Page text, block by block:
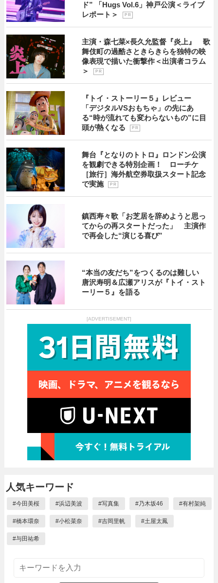
ド” 「Hugs Vol.6」神戸公演＜ライブ
レポート＞
P R
主演・森七菜×長久允監督『炎上』 歌
舞伎町の過酷さときらきらを独特の映
像表現で描いた衝撃作＜出演者コラム
＞
P R
『トイ・ストーリー５』レビュー
「デジタルVSおもちゃ」の先にあ
る“時が流れても変わらないもの”に目
頭が熱くなる
P R
舞台『となりのトトロ』ロンドン公演
を観劇できる特別企画！ ローチケ
［旅行］海外航空券取扱スタート記念
で実施
P R
鎮西寿々歌「お芝居を辞めようと思っ
てからの再スタートだった」 主演作
で再会した“演じる喜び”
“本当の友だち”をつくるのは難しい
唐沢寿明＆広瀬アリスが『トイ・スト
ーリー５』を語る
[ADVERTISEMENT]
人気キーワード
#今田美桜 #浜辺美波 #写真集 #乃木坂46 #有村架純
#橋本環奈 #小松菜奈 #吉岡里帆 #土屋太鳳
#与田祐希